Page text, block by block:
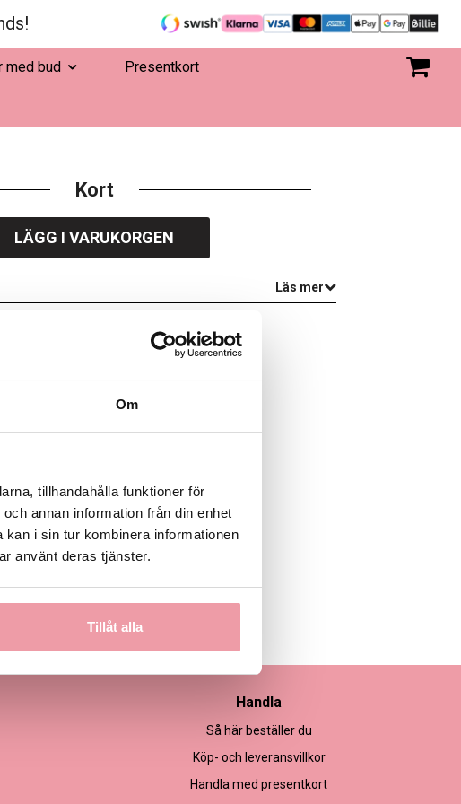
Om
tillhandahålla funktioner för
annan information från din enhet
i sin tur kombinera informationen
använt deras tjänster.
Tillåt alla
med bud Presentkort
Kort
LÄGG I VARUKORGEN
Läs mer
Handla
Så här beställer du
Köp- och leveransvillkor
Handla med presentkort